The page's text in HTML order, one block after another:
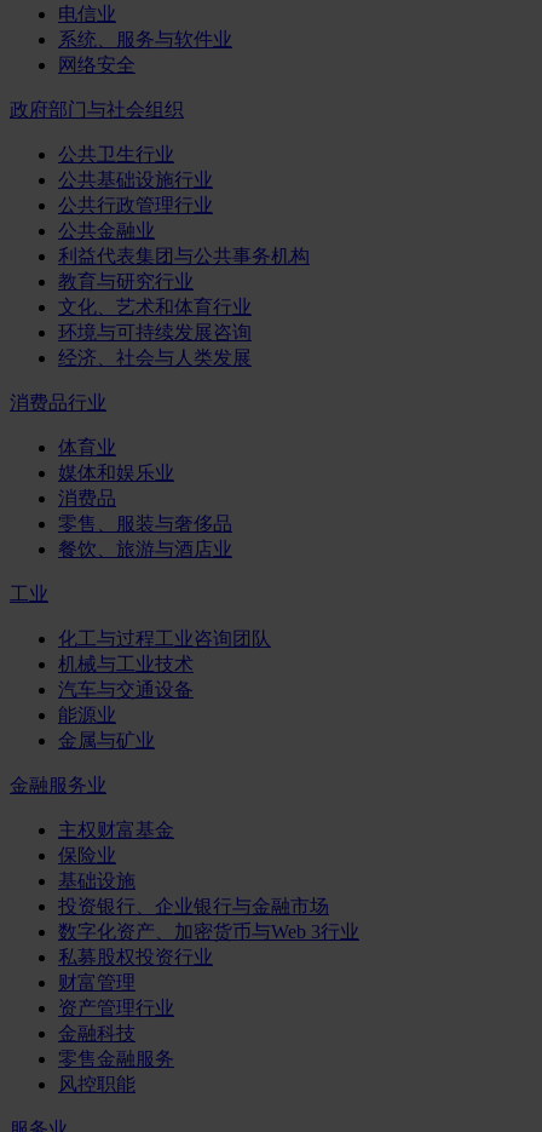
电信业
系统、服务与软件业
网络安全
政府部门与社会组织
公共卫生行业
公共基础设施行业
公共行政管理行业
公共金融业
利益代表集团与公共事务机构
教育与研究行业
文化、艺术和体育行业
环境与可持续发展咨询
经济、社会与人类发展
消费品行业
体育业
媒体和娱乐业
消费品
零售、服装与奢侈品
餐饮、旅游与酒店业
工业
化工与过程工业咨询团队
机械与工业技术
汽车与交通设备
能源业
金属与矿业
金融服务业
主权财富基金
保险业
基础设施
投资银行、企业银行与金融市场
数字化资产、加密货币与Web 3行业
私募股权投资行业
财富管理
资产管理行业
金融科技
零售金融服务
风控职能